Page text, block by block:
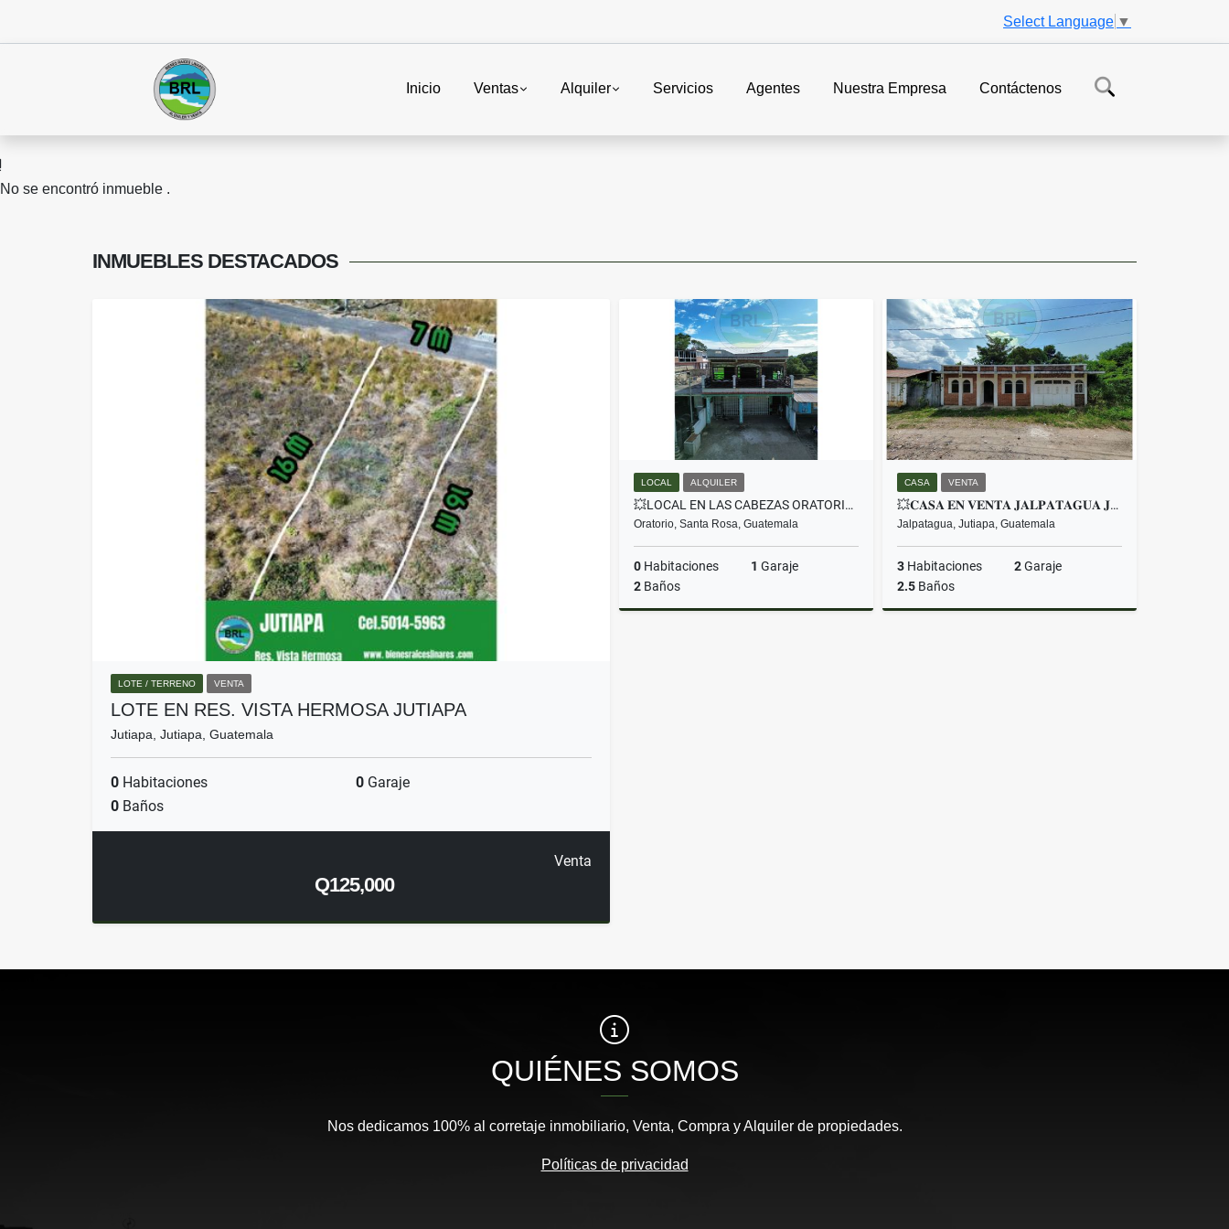
Select Language ▼
Inicio Ventas Alquiler Servicios Agentes Nuestra Empresa Contáctenos
No se encontró inmueble .
INMUEBLES DESTACADOS
LOTE / TERRENO VENTA
LOTE EN RES. VISTA HERMOSA JUTIAPA
Jutiapa, Jutiapa, Guatemala
0 Habitaciones 0 Garaje
0 Baños
Venta
Q125,000
LOCAL ALQUILER
💥LOCAL EN LAS CABEZAS ORATORIO💥
Oratorio, Santa Rosa, Guatemala
0 Habitaciones 1 Garaje
2 Baños
CASA VENTA
💥𝐂𝐀𝐒𝐀 𝐄𝐍 𝐕𝐄𝐍𝐓𝐀 𝐉𝐀𝐋𝐏𝐀𝐓𝐀𝐆𝐔𝐀 𝐉𝐔𝐓𝐈𝐀𝐏𝐀💥
Jalpatagua, Jutiapa, Guatemala
3 Habitaciones 2Garaje
2.5 Baños
QUIÉNES SOMOS
Nos dedicamos 100% al corretaje inmobiliario, Venta, Compra y Alquiler de propiedades.
Políticas de privacidad